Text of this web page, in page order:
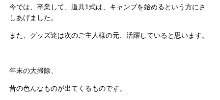
今では、卒業して、道具1式は、キャンプを始めるという方にさ
しあげました。
また、グッズ達は次のご主人様の元、活躍していると思います。
年末の大掃除、
昔の色んなものが出てくるものです。